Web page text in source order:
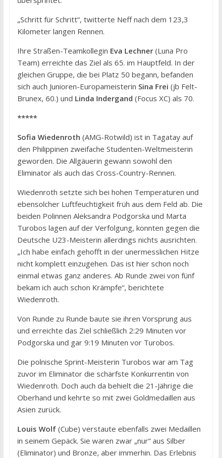
„Schritt für Schritt“, twitterte Neff nach dem 123,3
Kilometer langen Rennen.
Ihre Straßen-Teamkollegin Eva Lechner(Luna Pro
Team) erreichte das Ziel als 65. im Hauptfeld. In der
gleichen Gruppe, die bei Platz 50 begann, befanden
sich auch Junioren-Europameisterin Sina Frei (jb Felt-
Brunex, 60.) und Linda Indergand (Focus XC) als 70.
*****
Sofia Wiedenroth (AMG-Rotwild) ist in Tagatay auf
den Philippinen zweifache Studenten-Weltmeisterin
geworden. Die Allgäuerin gewann sowohl den
Eliminator als auch das Cross-Country-Rennen.
Wiedenroth setzte sich bei hohen Temperaturen und
ebensolcher Luftfeuchtigkeit früh aus dem Feld ab. Die
beiden Polinnen Aleksandra Podgorska und Marta
Turobos lagen auf der Verfolgung, konnten gegen die
Deutsche U23-Meisterin allerdings nichts ausrichten.
„Ich habe einfach gehofft in der unermesslichen Hitze
nicht komplett einzugehen. Das ist hier schon noch
einmal etwas ganz anderes. Ab Runde zwei von fünf
bekam ich auch schon Krämpfe“, berichtete
Wiedenroth.
Von Runde zu Runde baute sie ihren Vorsprung aus
und erreichte das Ziel schließlich 2:29 Minuten vor
Podgorska und gar 9:19 Minuten vor Turobos.
Die polnische Sprint-Meisterin Turobos war am Tag
zuvor im Eliminator die schärfste Konkurrentin von
Wiedenroth. Doch auch da behielt die 21-Jährige die
Oberhand und kehrte so mit zwei Goldmedaillen aus
Asien zurück.
Louis Wolf (Cube) verstaute ebenfalls zwei Medaillen
in seinem Gepäck. Sie waren zwar „nur“ aus Silber
(Eliminator) und Bronze, aber immerhin. Das Erlebnis